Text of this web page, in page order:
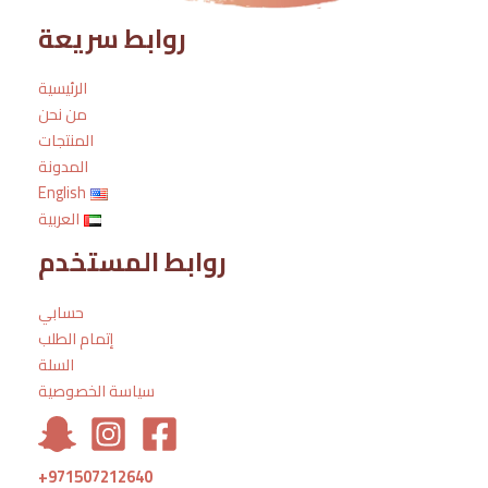
روابط سريعة
الرئيسية
من نحن
المنتجات
المدونة
English
العربية
روابط المستخدم
حسابي
إتمام الطلب
السلة
سياسة الخصوصية
+971507212640